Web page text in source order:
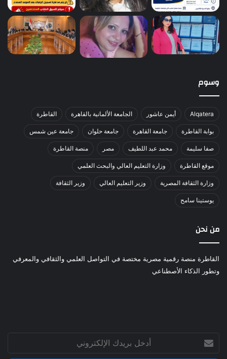
وسوم
Alqatera أيمن عاشور الجامعة الألمانية بالقاهرة القاطرة
بوابة القاطرة جامعة القاهرة جامعة حلوان جامعة عين شمس
صفا سليمة محمد عبد اللطيف مصر منصة القاطرة
موقع القاطرة وزارة التعليم العالي والبحث العلمي
وزارة الثقافة المصرية وزير التعليم العالي وزير الثقافة
يوستينا سامح
من نحن
القاطرة منصة رقمية مصرية مختصة في التواصل العلمي والثقافي والمعرفي
وتطور الذكاء الأصطناعي
بريدك